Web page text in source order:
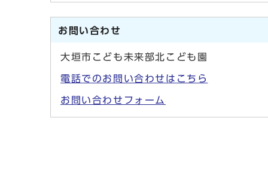
お問い合わせ
大垣市こども未来部北こども園
電話でのお問い合わせはこちら
お問い合わせフォーム